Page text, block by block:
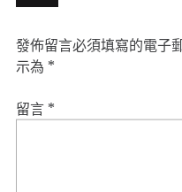
發佈留言必須填寫的電子
示為 *
留言 *